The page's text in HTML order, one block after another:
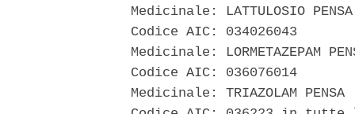
Medicinale: LATTULOSIO
  Codice AIC: 034026043
Medicinale: LORMETAZEPAM
  Codice AIC: 036076014
  Medicinale: TRIAZOLAM PENSA